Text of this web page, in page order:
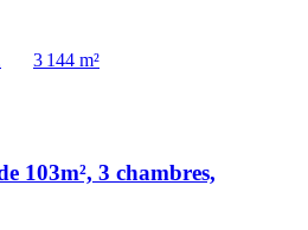
3 144 m²
103m², 3 chambres,